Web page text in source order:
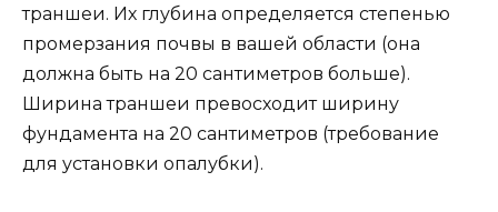
траншеи. Их глубина определяется степенью
промерзания почвы в вашей области (она
должна быть на 20 сантиметров больше).
Ширина траншеи превосходит ширину
фундамента на 20 сантиметров (требование
для установки опалубки).